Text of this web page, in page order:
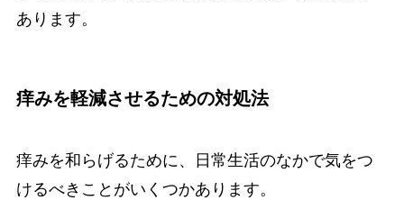
あります。
痒みを軽減させるための対処法
痒みを和らげるために、日常生活のなかで気をつ
けるべきことがいくつかあります。